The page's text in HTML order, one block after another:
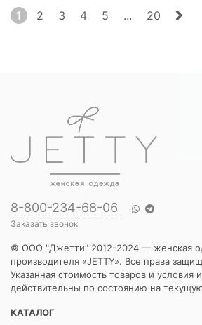
1 2 3 4 5 ... 20
8-800-234-68-06
Заказать звонок
© ООО "Джетти" 2012-2024 — женская
производителя «JETTY». Все права
Указанная стоимость товаров и условия
действительны по состоянию на
КАТАЛОГ